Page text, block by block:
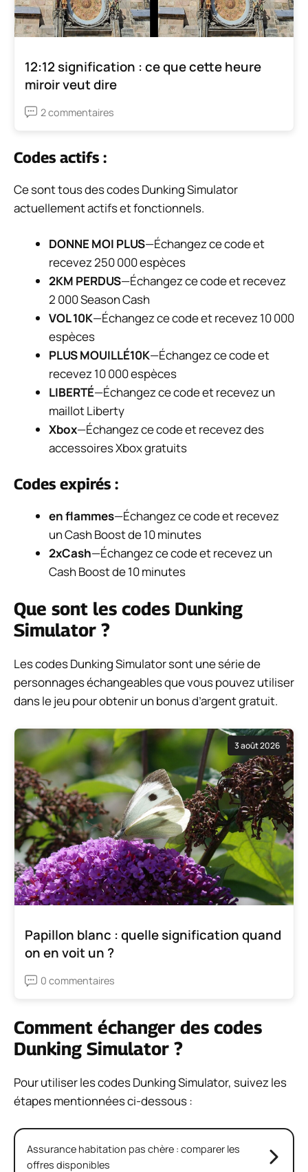
12:12 signification : ce que cette heure
miroir veut dire
2 commentaires
Codes actifs :
Ce sont tous des codes Dunking Simulator
actuellement actifs et fonctionnels.
DONNE MOI PLUS—Échangez ce code et
recevez 250 000 espèces
2KM PERDUS—Échangez ce code et recevez
2 000 Season Cash
VOL 10K—Échangez ce code et recevez 10 000
espèces
PLUS MOUILLÉ10K—Échangez ce code et
recevez 10 000 espèces
LIBERTÉ—Échangez ce code et recevez un
maillot Liberty
Xbox—Échangez ce code et recevez des
accessoires Xbox gratuits
Codes expirés :
en flammes—Échangez ce code et recevez
un Cash Boost de 10 minutes
2xCash—Échangez ce code et recevez un
Cash Boost de 10 minutes
Que sont les codes Dunking
Simulator ?
Les codes Dunking Simulator sont une série de
personnages échangeables que vous pouvez utiliser
dans le jeu pour obtenir un bonus d’argent gratuit.
3 août 2026
Papillon blanc : quelle signification quand
on en voit un ?
0 commentaires
Comment échanger des codes
Dunking Simulator ?
Pour utiliser les codes Dunking Simulator, suivez les
étapes mentionnées ci-dessous :
Assurance habitation pas chère : comparer les
offres disponibles